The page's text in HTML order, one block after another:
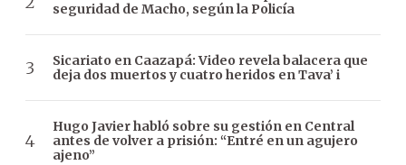
seguridad de Macho, según la Policía
Sicariato en Caazapá: Video revela balacera que
deja dos muertos y cuatro heridos en Tava’ i
Hugo Javier habló sobre su gestión en Central
antes de volver a prisión: “Entré en un agujero
ajeno”